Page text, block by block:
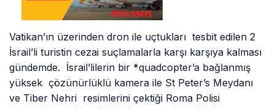
Vatikan’ın üzerinden dron ile uçtukları tesbit edilen 2
İsrail’li turistin cezai suçlamalarla karşı karşıya kalması
gündemde. İsrail’lilerin bir *quadcopter’a bağlanmış
yüksek çözünürlüklü kamera ile St Peter’s Meydanı
ve Tiber Nehri resimlerini çektiği Roma Polisi